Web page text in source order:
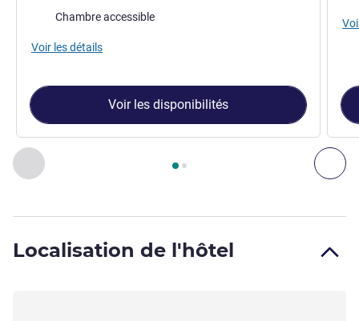
Précédent - Chambre
Page , Chambre 1 : Chambre Standard avec 1 lit
Chambre accessible
Voir les détails
Voir les disponibilités
Localisation de l'hôtel